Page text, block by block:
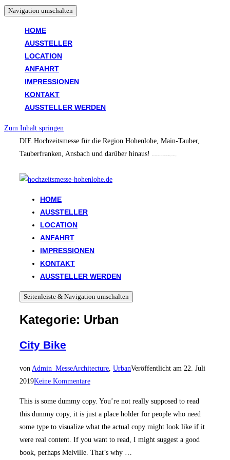
Navigation umschalten
HOME
AUSSTELLER
LOCATION
ANFAHRT
IMPRESSIONEN
KONTAKT
AUSSTELLER WERDEN
Zum Inhalt springen
DIE Hochzeitsmesse für die Region Hohenlohe, Main-Tauber,
Tauberfranken, Ansbach und darüber hinaus!
HOME
AUSSTELLER
LOCATION
ANFAHRT
IMPRESSIONEN
KONTAKT
AUSSTELLER WERDEN
Seitenleiste & Navigation umschalten
Kategorie: Urban
City Bike
von Admin_MesseArchitecture UrbanVeröffentlicht am 22. Juli
2019Keine Kommentare
This is some dummy copy. You’re not really supposed to read
this dummy copy, it is just a place holder for people who need
some type to visualize what the actual copy might look like if it
were real content. If you want to read, I might suggest a good
book, perhaps Melville. That’s why …